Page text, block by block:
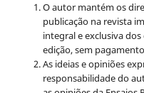
O autor mantém os
publicação na revista
integral e exclusiva
edição, sem
As ideias e opiniões
responsabilidade do